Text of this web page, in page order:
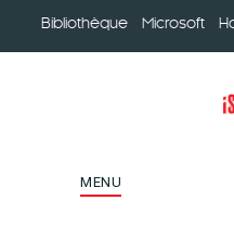
Bibliothèque Microsoft
MENU